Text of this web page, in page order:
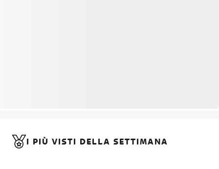
I PIÙ VISTI DELLA SETTIMANA